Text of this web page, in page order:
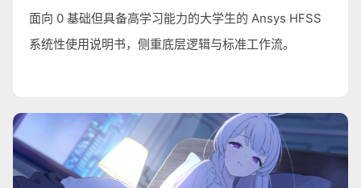
面向 0 基础但具备高学习能力的大学生的 Ansys HFSS
系统性使用说明书，侧重底层逻辑与标准工作流。